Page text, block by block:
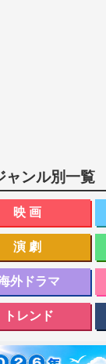
ャンル別一覧
映画
演劇
外ドラマ
トレンド